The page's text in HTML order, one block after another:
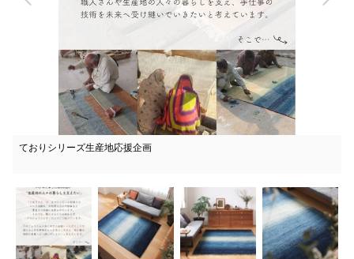
ておりシリーズ生産地応援企画